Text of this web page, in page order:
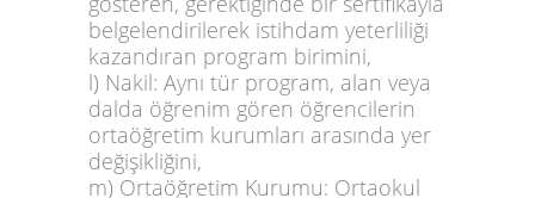
belgelendirilerek istihdam yeterliliği
kazandıran program birimini,
l) Nakil: Aynı tür program, alan veya
dalda öğrenim gören öğrencilerin
ortaöğretim kurumları arasında yer
değişikliğini,
m) Ortaöğretim Kurumu: Ortaokul